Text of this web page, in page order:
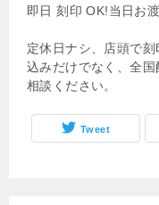
即日 刻印 OK!当日お
定休日ナシ、店頭で
込みだけでなく、全
相談ください。
Tweet